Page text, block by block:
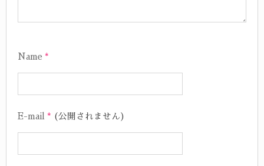
Name *
E-mail * (公開されません)